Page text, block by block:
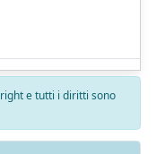
e tutti i diritti sono